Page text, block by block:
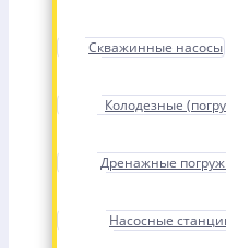
Скважинные насосы
Колодезные
Дренажные
Насосные